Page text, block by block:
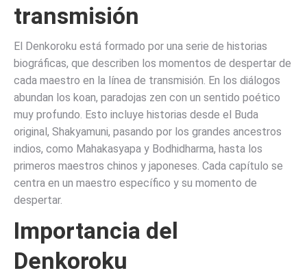
transmisión
El Denkoroku está formado por una serie de historias
biográficas, que describen los momentos de despertar de
cada maestro en la línea de transmisión. En los diálogos
abundan los koan, paradojas zen con un sentido poético
muy profundo. Esto incluye historias desde el Buda
original, Shakyamuni, pasando por los grandes ancestros
indios, como Mahakasyapa y Bodhidharma, hasta los
primeros maestros chinos y japoneses. Cada capítulo se
centra en un maestro específico y su momento de
despertar.
Importancia del
Denkoroku